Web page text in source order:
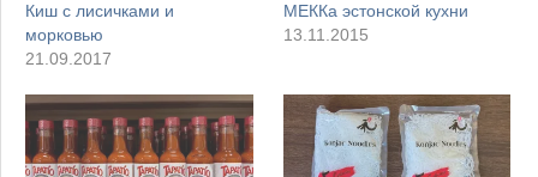
Киш с лисичками и
морковью
21.09.2017
МЕККа эстонской кухни
13.11.2015